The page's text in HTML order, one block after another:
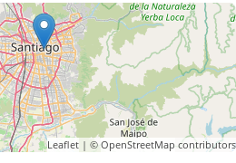
Leaflet| © OpenStreetMap contributors